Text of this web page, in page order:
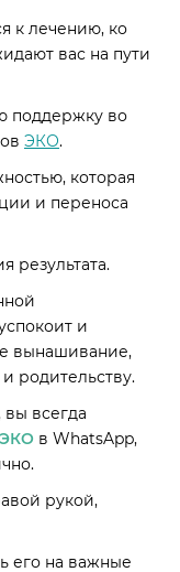
к лечению, ко
вас на пути
поддержку во
ЭКО.
которая
и переноса
результата.
и
вынашивание,
родительству.
вы всегда
в WhatsApp,
рукой,
его на важные